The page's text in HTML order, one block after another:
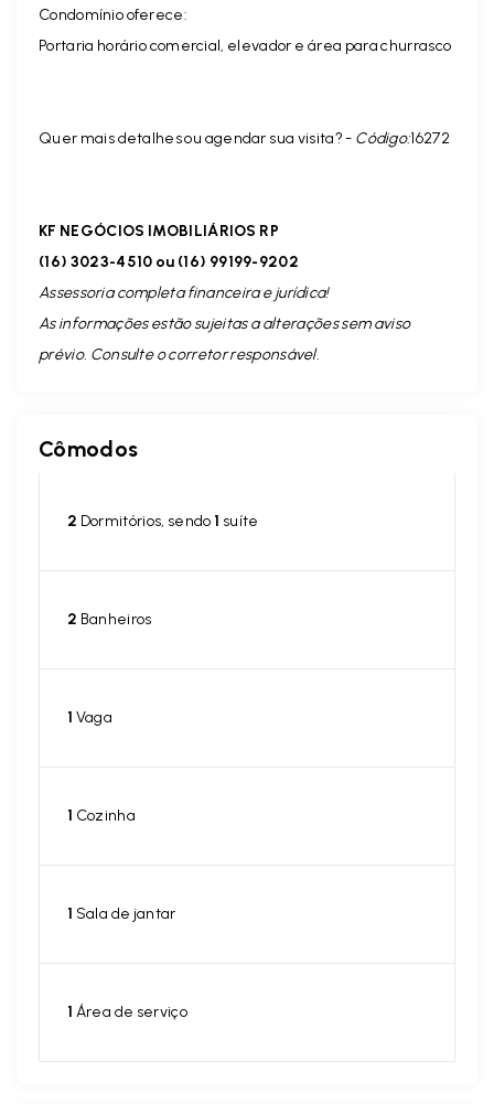
Condomínio oferece:
Portaria horário comercial, elevador e área para churrasco
Quer mais detalhes ou agendar sua visita? - Código:16272
KF NEGÓCIOS IMOBILIÁRIOS RP
(16) 3023-4510 ou (16) 99199-9202
Assessoria completa financeira e jurídica!
As informações estão sujeitas a alterações sem aviso
prévio. Consulte o corretor responsável.
Cômodos
2 Dormitórios, sendo1 suíte
2 Banheiros
1 Vaga
1 Cozinha
1 Sala de jantar
1 Área de serviço